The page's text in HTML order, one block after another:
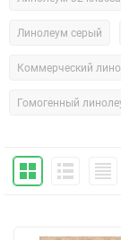
Линолеум серый
Коммерческий
Гомогенный